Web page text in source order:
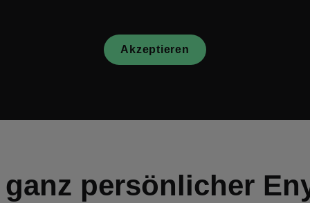
Akzeptieren
persönlicher